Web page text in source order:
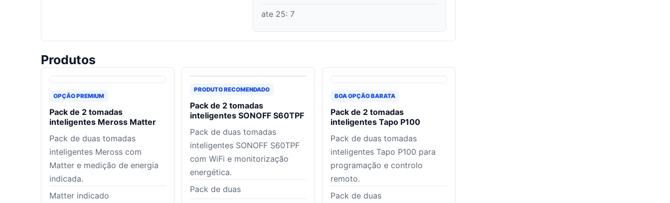
ate 25: 7
Produtos
OPÇÃO PREMIUM
Pack de 2 tomadas
inteligentes Meross Matter
Pack de duas tomadas
inteligentes Meross com
Matter e medição de energia
indicada.
Matter indicado
PRODUTO RECOMENDADO
Pack de 2 tomadas
inteligentes SONOFF S60TPF
Pack de duas tomadas
inteligentes SONOFF S60TPF
com WiFi e monitorização
energética.
Pack de duas
BOA OPÇÃO BARATA
Pack de 2 tomadas
inteligentes Tapo P100
Pack de duas tomadas
inteligentes Tapo P100 para
programação e controlo
remoto.
Pack de duas